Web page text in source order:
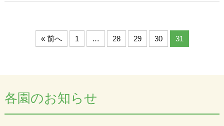
« 前へ 1 … 28 29 30 31
各園のお知らせ